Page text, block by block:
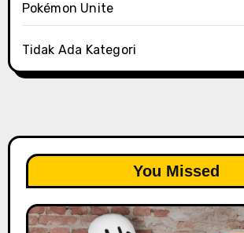
Pokémon Unite
Tidak Ada Kategori
You Missed